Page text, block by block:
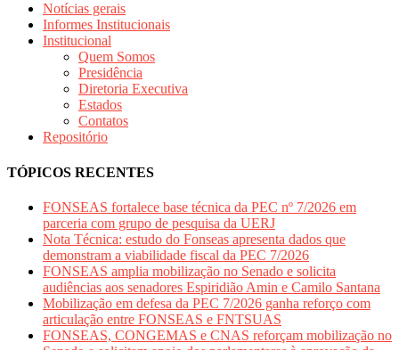
Notí­cias gerais
Informes Institucionais
Institucional
Quem Somos
Presidência
Diretoria Executiva
Estados
Contatos
Repositório
TÓPICOS RECENTES
FONSEAS fortalece base técnica da PEC nº 7/2026 em
parceria com grupo de pesquisa da UERJ
Nota Técnica: estudo do Fonseas apresenta dados que
demonstram a viabilidade fiscal da PEC 7/2026
FONSEAS amplia mobilização no Senado e solicita
audiências aos senadores Espiridião Amin e Camilo Santana
Mobilização em defesa da PEC 7/2026 ganha reforço com
articulação entre FONSEAS e FNTSUAS
FONSEAS, CONGEMAS e CNAS reforçam mobilização no